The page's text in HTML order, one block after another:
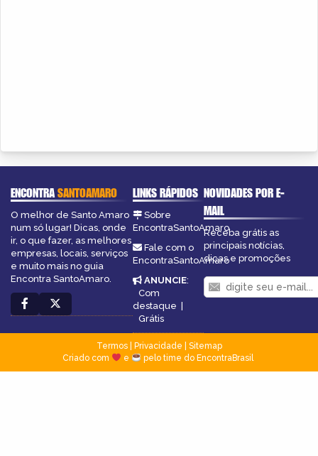
ENCONTRASANTOAMARO
O melhor de Santo Amaro
num só lugar! Dicas, onde
ir, o que fazer, as melhores
empresas, locais, serviços
e muito mais no guia
Encontra SantoAmaro.
LINKS RÁPIDOS
Sobre
EncontraSantoAmaro
Fale com o
EncontraSantoAmaro
ANUNCIE:
Com
destaque |
Grátis
NOVIDADES POR E-
MAIL
Receba grátis as
principais notícias,
dicas e promoções
Termos| Privacidade
Sitemap
Criado com
e pelo time do EncontraBrasil